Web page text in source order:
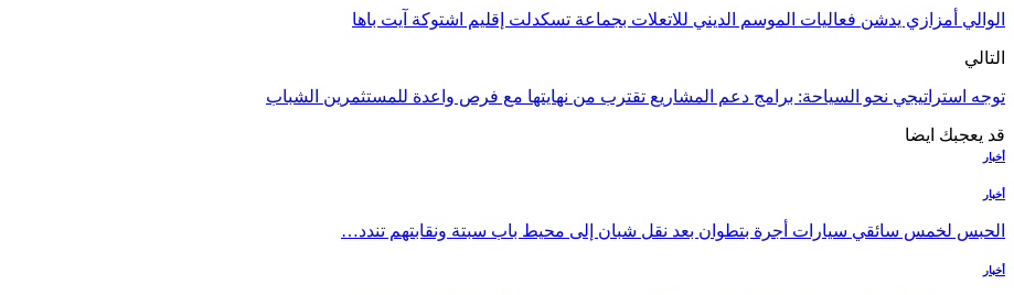
الوالي أمزازي يدشن فعاليات الموسم الديني للاتعلات بجماعة تسكدلت إقليم اشتوكة آيت باها
التالي
توجه استراتيجي نحو السياحة: برامج دعم المشاريع تقترب من نهايتها مع فرص واعدة للمستثمرين الشباب
قد يعجبك ايضا
أخبار
أخبار
الحبس لخمس سائقي سيارات أجرة بتطوان بعد نقل شبان إلى محيط باب سبتة ونقابتهم تندد…
أخبار